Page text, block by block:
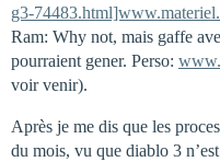
g3-
Ram: Why not, mais gaffe
pourraient gener. Perso:
voir venir).
Après je me dis que les
du mois, vu que diablo 3